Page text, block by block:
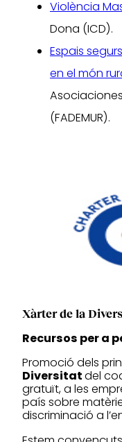
Violència
Dona (ICD).
Espais
en el món
(FADEMUR).
Xàrter de la
Recursos per a
Promoció dels
Diversitatdel
gratuït, a les
país sobre
discriminació a